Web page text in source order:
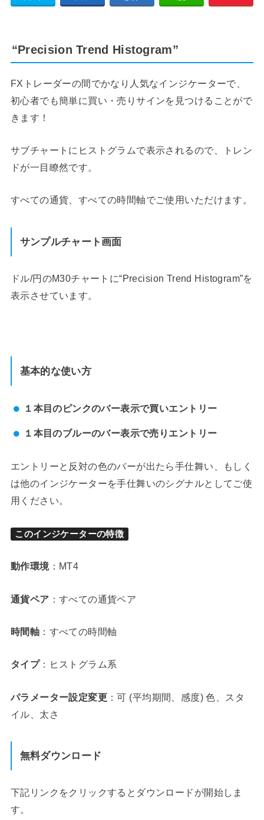
“Precision Trend Histogram”
FXトレーダーの間でかなり人気なインジケーターで、
初心者でも簡単に買い・売りサインを見つけることがで
きます！
サブチャートにヒストグラムで表示されるので、トレン
ドが一目瞭然です。
すべての通貨、すべての時間軸でご使用いただけます。
サンプルチャート画面
ドル/円のM30チャートに“Precision Trend Histogram”を
表示させています。
基本的な使い方
１本目のピンクのバー表示で買いエントリー
１本目のブルーのバー表示で売りエントリー
エントリーと反対の色のバーが出たら手仕舞い、もしく
は他のインジケーターを手仕舞いのシグナルとしてご使
用ください。
このインジケーターの特徴
動作環境：MT4
通貨ペア ：すべての通貨ペア
時間軸 ：すべての時間軸
タイプ：ヒストグラム系
パラメーター設定変更 ：可 (平均期間、感度) 色、スタ
イル、太さ
無料ダウンロード
下記リンクをクリックするとダウンロードが開始しま
す。